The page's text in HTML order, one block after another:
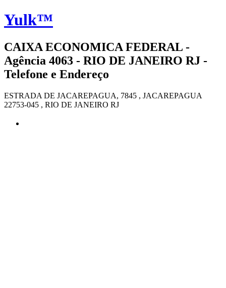
Yulk™
CAIXA ECONOMICA FEDERAL -
Agência 4063 - RIO DE JANEIRO RJ -
Telefone e Endereço
ESTRADA DE JACAREPAGUA, 7845 , JACAREPAGUA
22753-045 , RIO DE JANEIRO RJ